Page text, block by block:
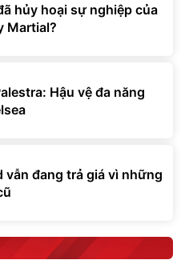
hủy hoại sự nghiệp của
Martial?
Hậu vệ đa năng
vẫn đang trả giá vì những